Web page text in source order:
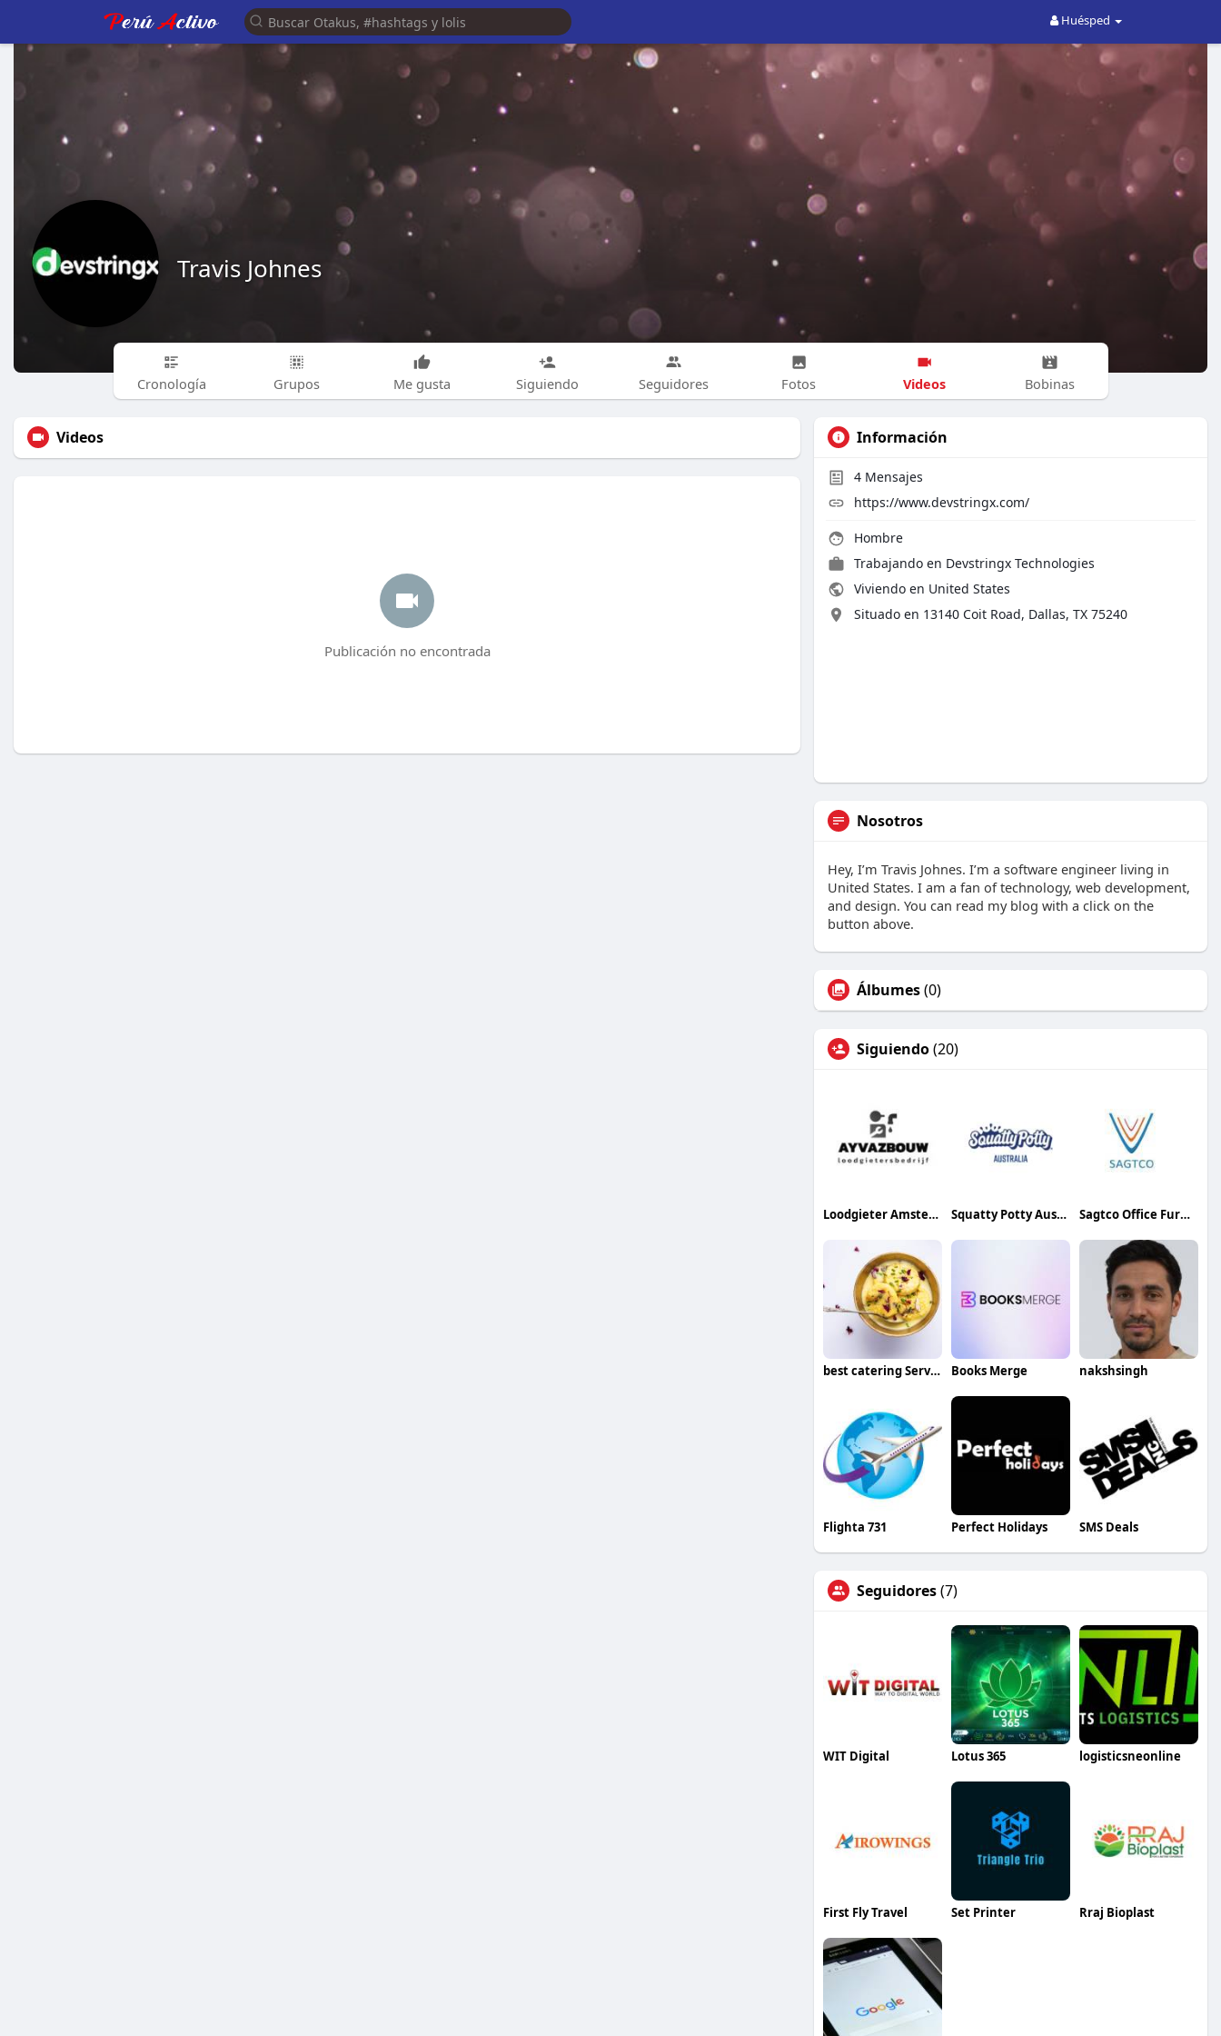
Huésped
Travis Johnes
Cronología Grupos Me gusta Siguiendo Seguidores Fotos Videos Bobinas
Videos
Publicación no encontrada
Información
4 Mensajes
https://www.devstringx.com/
Hombre
Trabajando en Devstringx Technologies
Viviendo en United States
Situado en 13140 Coit Road, Dallas, TX 75240
Nosotros
Hey, I’m Travis Johnes. I’m a software engineer living in
United States. I am a fan of technology, web development,
and design. You can read my blog with a click on the
button above.
Álbumes(0)
Siguiendo(20)
Loodgieter Amsterdam Ayvazbouw Squatty Potty Australia Sagtco Office Furniture Dubai Interactive Systems
best catering Services in Bangalore Books Merge nakshsingh
Flighta 731 Perfect Holidays SMS Deals
Seguidores(7)
WIT Digital Lotus 365 logisticsneonline
First Fly Travel Set Printer Rraj Bioplast